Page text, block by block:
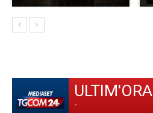
ULTIM'ORA
-